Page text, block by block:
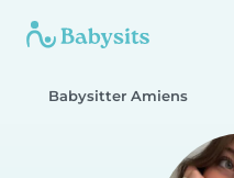
Babysitter Amiens